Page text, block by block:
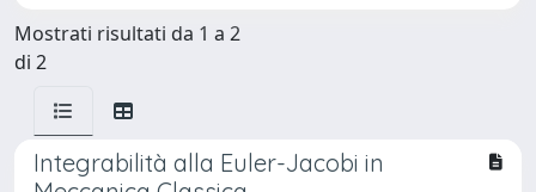
Mostrati risultati da 1 a 2
di 2
Integrabilità alla Euler-Jacobi in